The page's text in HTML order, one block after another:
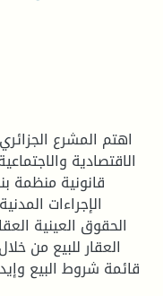
اهتم المشرع
الاقتصادية
قانونية منظمة
الحقوق العينية
العقار للبيع من
قائمة شروط البيع